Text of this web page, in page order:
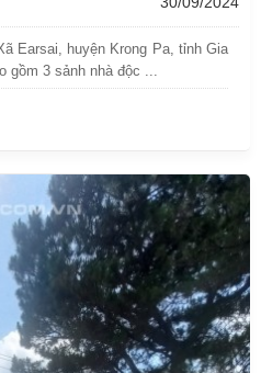
Earsai, huyện Krong Pa, tỉnh Gia
gồm 3 sảnh nhà độc ...